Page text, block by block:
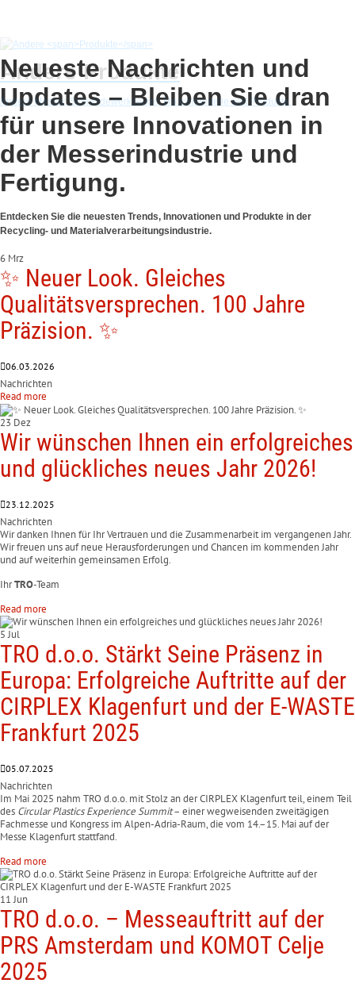
Andere Messer, Schneidewerkzeuge, Maschinenteile und Produkte.
Neueste Nachrichten und
Updates –Bleiben Sie dran
für unsere Innovationen in
der Messerindustrie und
Fertigung.
Entdecken Sie die neuesten Trends, Innovationen und Produkte in der
Recycling- und Materialverarbeitungsindustrie.
6 Mrz
✨ Neuer Look. Gleiches
Qualitätsversprechen. 100 Jahre
Präzision. ✨
06.03.2026
Nachrichten
Read more
23 Dez
Wir wünschen Ihnen ein erfolgreiches
und glückliches neues Jahr 2026!
23.12.2025
Nachrichten
Wir danken Ihnen für Ihr Vertrauen und die Zusammenarbeit im vergangenen Jahr.
Wir freuen uns auf neue Herausforderungen und Chancen im kommenden Jahr
und auf weiterhin gemeinsamen Erfolg.
IhrTRO-Team
Read more
5 Jul
TRO d.o.o. Stärkt Seine Präsenz in
Europa: Erfolgreiche Auftritte auf der
CIRPLEX Klagenfurt und der E-WASTE
Frankfurt 2025
05.07.2025
Nachrichten
Im Mai 2025 nahm TRO d.o.o. mit Stolz an der CIRPLEX Klagenfurt teil, einem Teil
des Circular Plastics Experience Summit– einer wegweisenden zweitägigen
Fachmesse und Kongress im Alpen-Adria-Raum, die vom 14.–15. Mai auf der
Messe Klagenfurt stattfand.
Read more
11 Jun
TRO d.o.o. – Messeauftritt auf der
PRS Amsterdam und KOMOT Celje
2025